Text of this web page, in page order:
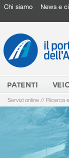
Chi siamo News e
PATENTI
Servizi online // Ricerca